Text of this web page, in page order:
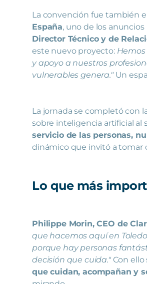
La convención fue también
España, uno de los
Director Técnico y de
este nuevo proyecto:
y apoyo a nuestros
vulnerables genera."Un
La jornada se completó con
sobre inteligencia artificial al
servicio de las personas,
dinámico que invitó a tomar
Lo que más
Philippe Morin, CEO de
que hacemos aquí en
porque hay personas
decisión que cuida."Con ello
que cuidan, acompañan y